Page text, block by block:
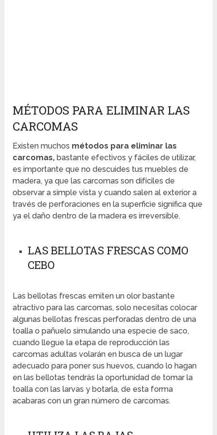
MÉTODOS PARA ELIMINAR LAS
CARCOMAS
Existen muchos métodos para eliminar las
carcomas, bastante efectivos y fáciles de utilizar,
es importante que no descuides tus muebles de
madera, ya que las carcomas son difíciles de
observar a simple vista y cuando salen al exterior a
través de perforaciones en la superficie significa que
ya el daño dentro de la madera es irreversible.
LAS BELLOTAS FRESCAS COMO
CEBO
Las bellotas frescas emiten un olor bastante
atractivo para las carcomas, solo necesitas colocar
algunas bellotas frescas perforadas dentro de una
toalla o pañuelo simulando una especie de saco,
cuando llegue la etapa de reproducción las
carcomas adultas volarán en busca de un lugar
adecuado para poner sus huevos, cuando lo hagan
en las bellotas tendrás la oportunidad de tomar la
toalla con las larvas y botarla, de esta forma
acabaras con un gran número de carcomas.